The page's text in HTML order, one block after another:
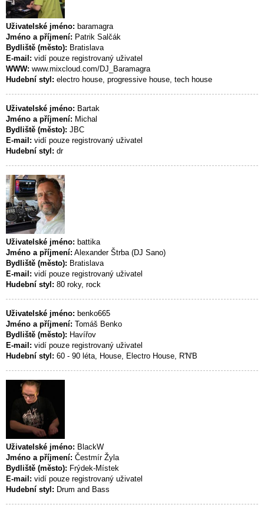
Uživatelské jméno: baramagra
Jméno a příjmení: Patrik Salčák
Bydliště (město): Bratislava
E-mail: vidí pouze registrovaný uživatel
WWW: www.mixcloud.com/DJ_Baramagra
Hudební styl: electro house, progressive house, tech house
Uživatelské jméno: Bartak
Jméno a příjmení: Michal
Bydliště (město): JBC
E-mail: vidí pouze registrovaný uživatel
Hudební styl: dr
Uživatelské jméno: battika
Jméno a příjmení: Alexander Štrba (DJ Sano)
Bydliště (město): Bratislava
E-mail: vidí pouze registrovaný uživatel
Hudební styl: 80 roky, rock
Uživatelské jméno: benko665
Jméno a příjmení: Tomáš Benko
Bydliště (město): Havířov
E-mail: vidí pouze registrovaný uživatel
Hudební styl: 60 - 90 léta, House, Electro House, R'N'B
Uživatelské jméno: BlackW
Jméno a příjmení: Čestmír Žyla
Bydliště (město): Frýdek-Místek
E-mail: vidí pouze registrovaný uživatel
Hudební styl: Drum and Bass